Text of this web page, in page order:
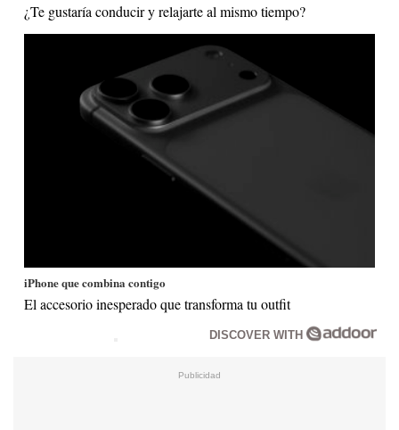
¿Te gustaría conducir y relajarte al mismo tiempo?
iPhone que combina contigo
El accesorio inesperado que transforma tu outfit
DISCOVER WITH